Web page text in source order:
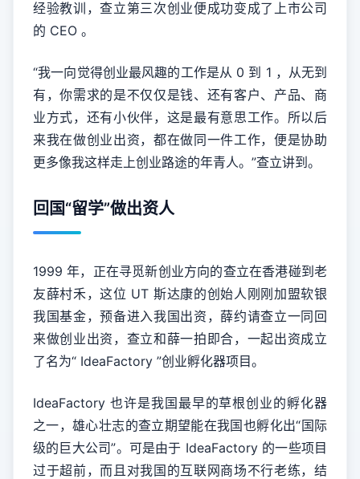
经验教训，查立第三次创业便成功变成了上市公司
的 CEO 。
“我一向觉得创业最风趣的工作是从 0 到 1 ，从无到
有，你需求的是不仅仅是钱、还有客户、产品、商
业方式，还有小伙伴，这是最有意思工作。所以后
来我在做创业出资，都在做同一件工作，便是协助
更多像我这样走上创业路途的年青人。”查立讲到。
回国“留学”做出资人
1999 年，正在寻觅新创业方向的查立在香港碰到老
友薛村禾，这位 UT 斯达康的创始人刚刚加盟软银
我国基金，预备进入我国出资，薛约请查立一同回
来做创业出资，查立和薛一拍即合，一起出资成立
了名为“ IdeaFactory ”创业孵化器项目。
IdeaFactory 也许是我国最早的草根创业的孵化器
之一，雄心壮志的查立期望能在我国也孵化出“国际
级的巨大公司”。可是由于 IdeaFactory 的一些项目
过于超前，而且对我国的互联网商场不行老练，结